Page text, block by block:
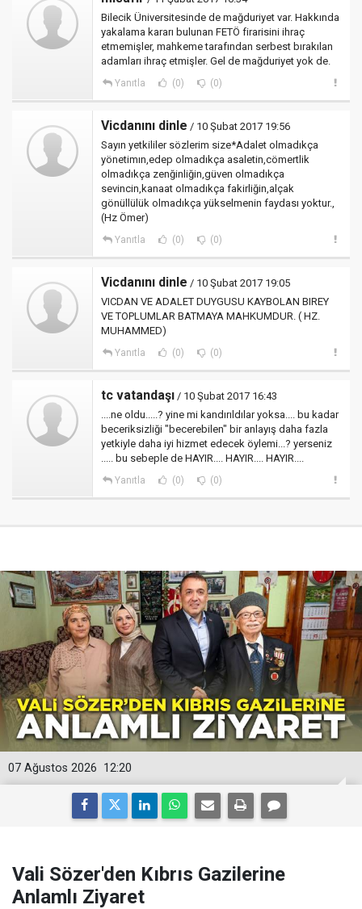
Bilecik Üniversitesinde de mağduriyet var. Hakkında
yakalama kararı bulunan FETÖ firarisini ihraç
etmemişler, mahkeme tarafından serbest bırakılan
adamları ihraç etmişler. Gel de mağduriyet yok de.
Yanıtla (0) (0)
Vicdanını dinle / 10 Şubat 2017 19:56
Sayın yetkililer sözlerim size*Adalet olmadıkça
yönetimın,edep olmadıkça asaletin,cömertlik
olmadıkça zenğinliğin,güven olmadıkça
sevincin,kanaat olmadıkça fakirliğin,alçak
gönüllülük olmadıkça yükselmenin faydası yoktur.,
(Hz Ömer)
Yanıtla (0) (0)
Vicdanını dinle / 10 Şubat 2017 19:05
VICDAN VE ADALET DUYGUSU KAYBOLAN BIREY
VE TOPLUMLAR BATMAYA MAHKUMDUR. ( HZ.
MUHAMMED)
Yanıtla (0) (0)
tc vatandaşı / 10 Şubat 2017 16:43
....ne oldu.....? yine mi kandırıldılar yoksa.... bu kadar
beceriksizliği "becerebilen" bir anlayış daha fazla
yetkiyle daha iyi hizmet edecek öylemi...? yerseniz
..... bu sebeple de HAYIR.... HAYIR.... HAYIR....
Yanıtla (0) (0)
12:20
07 Ağustos 2026
Vali Sözer'den Kıbrıs Gazilerine
Anlamlı Ziyaret